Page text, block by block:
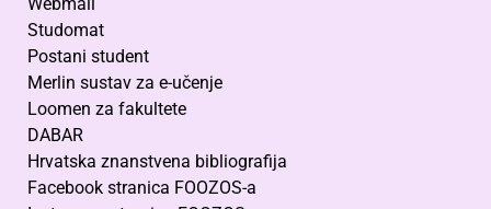
Webmail
Studomat
Postani student
Merlin sustav za e-učenje
Loomen za fakultete
DABAR
Hrvatska znanstvena bibliografija
Facebook stranica FOOZOS-a